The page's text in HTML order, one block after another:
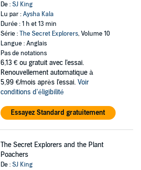
De :SJ King
Lu par :Aysha Kala
Durée : 1 h et 13 min
Série :The Secret Explorers, Volume 10
Langue : Anglais
Pas de notations
6,13 € ou gratuit avec l'essai.
Renouvellement automatique à
5,99 €/mois après l'essai. Voir
conditions d'éligibilité
Essayez Standard gratuitement
The Secret Explorers and the Plant
Poachers
De :SJ King